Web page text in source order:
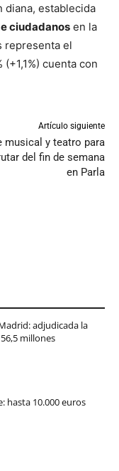
diana, establecida
ciudadanos en la
representa el
cuenta con
Artículo siguiente
musical y teatro para
del fin de semana
en Parla
adjudicada la
millones
hasta 10.000 euros